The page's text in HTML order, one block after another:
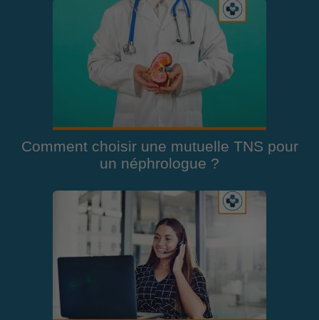
Comment choisir une mutuelle TNS pour
un néphrologue ?